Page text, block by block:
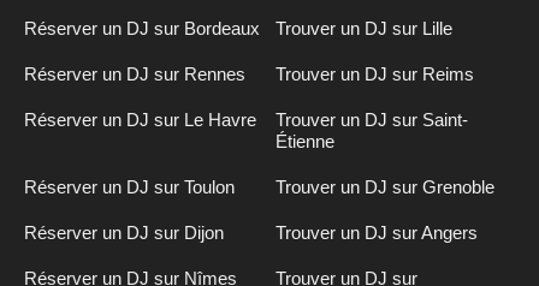
Réserver un DJ sur Bordeaux Trouver un DJ sur Lille
Réserver un DJ sur Rennes Trouver un DJ sur Reims
Réserver un DJ sur Le Havre
Trouver un DJ sur Saint-
Étienne
Réserver un DJ sur Toulon Trouver un DJ sur Grenoble
Réserver un DJ sur Dijon Trouver un DJ sur Angers
Réserver un DJ sur Nîmes Trouver un DJ sur